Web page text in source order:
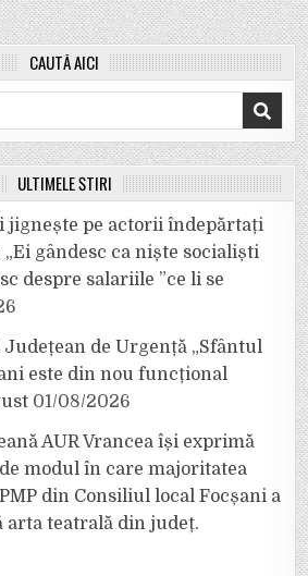
CAUTĂ AICI
ULTIMELE ȘTIRI
jignește pe actorii îndepărtați
gândesc ca niște socialiști
despre salariile ”ce li se
de Urgență „Sfântul
este din nou funcțional
01/08/2026
AUR Vrancea își exprimă
modul în care majoritatea
din Consiliul local Focșani a
arta teatrală din județ.